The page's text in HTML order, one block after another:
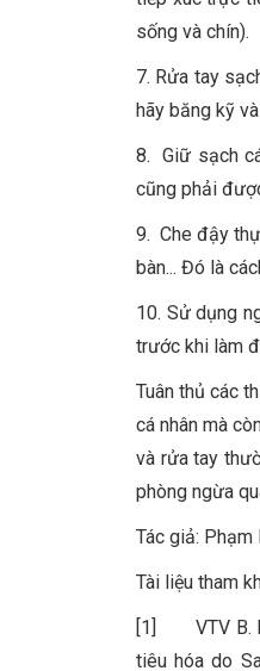
sống và chín).
7. Rửa tay
hãy băng kỹ
8. Giữ sạch
cũng phải
9. Che đậy
bàn... Đó là
10. Sử dụng
trước khi làm
Tuân thủ các
cá nhân mà
và rửa tay
phòng ngừa
Tác giả: Phạm
Tài liệu tham
[1] VTV B. D.
tiêu hóa do